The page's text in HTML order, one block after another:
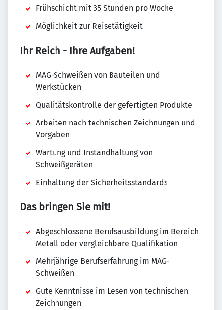
Frühschicht mit 35 Stunden pro Woche
Möglichkeit zur Reisetätigkeit
Ihr Reich - Ihre Aufgaben!
MAG-Schweißen von Bauteilen und
Werkstücken
Qualitätskontrolle der gefertigten Produkte
Arbeiten nach technischen Zeichnungen und
Vorgaben
Wartung und Instandhaltung von
Schweißgeräten
Einhaltung der Sicherheitsstandards
Das bringen Sie mit!
Abgeschlossene Berufsausbildung im Bereich
Metall oder vergleichbare Qualifikation
Mehrjährige Berufserfahrung im MAG-
Schweißen
Gute Kenntnisse im Lesen von technischen
Zeichnungen